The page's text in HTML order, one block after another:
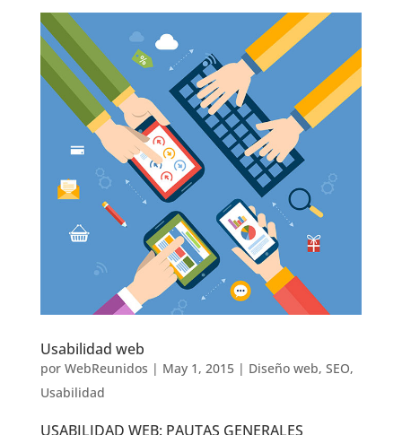
Usabilidad web
por WebReunidos | May 1, 2015| Diseño web, SEO,
Usabilidad
USABILIDAD WEB: PAUTAS GENERALES